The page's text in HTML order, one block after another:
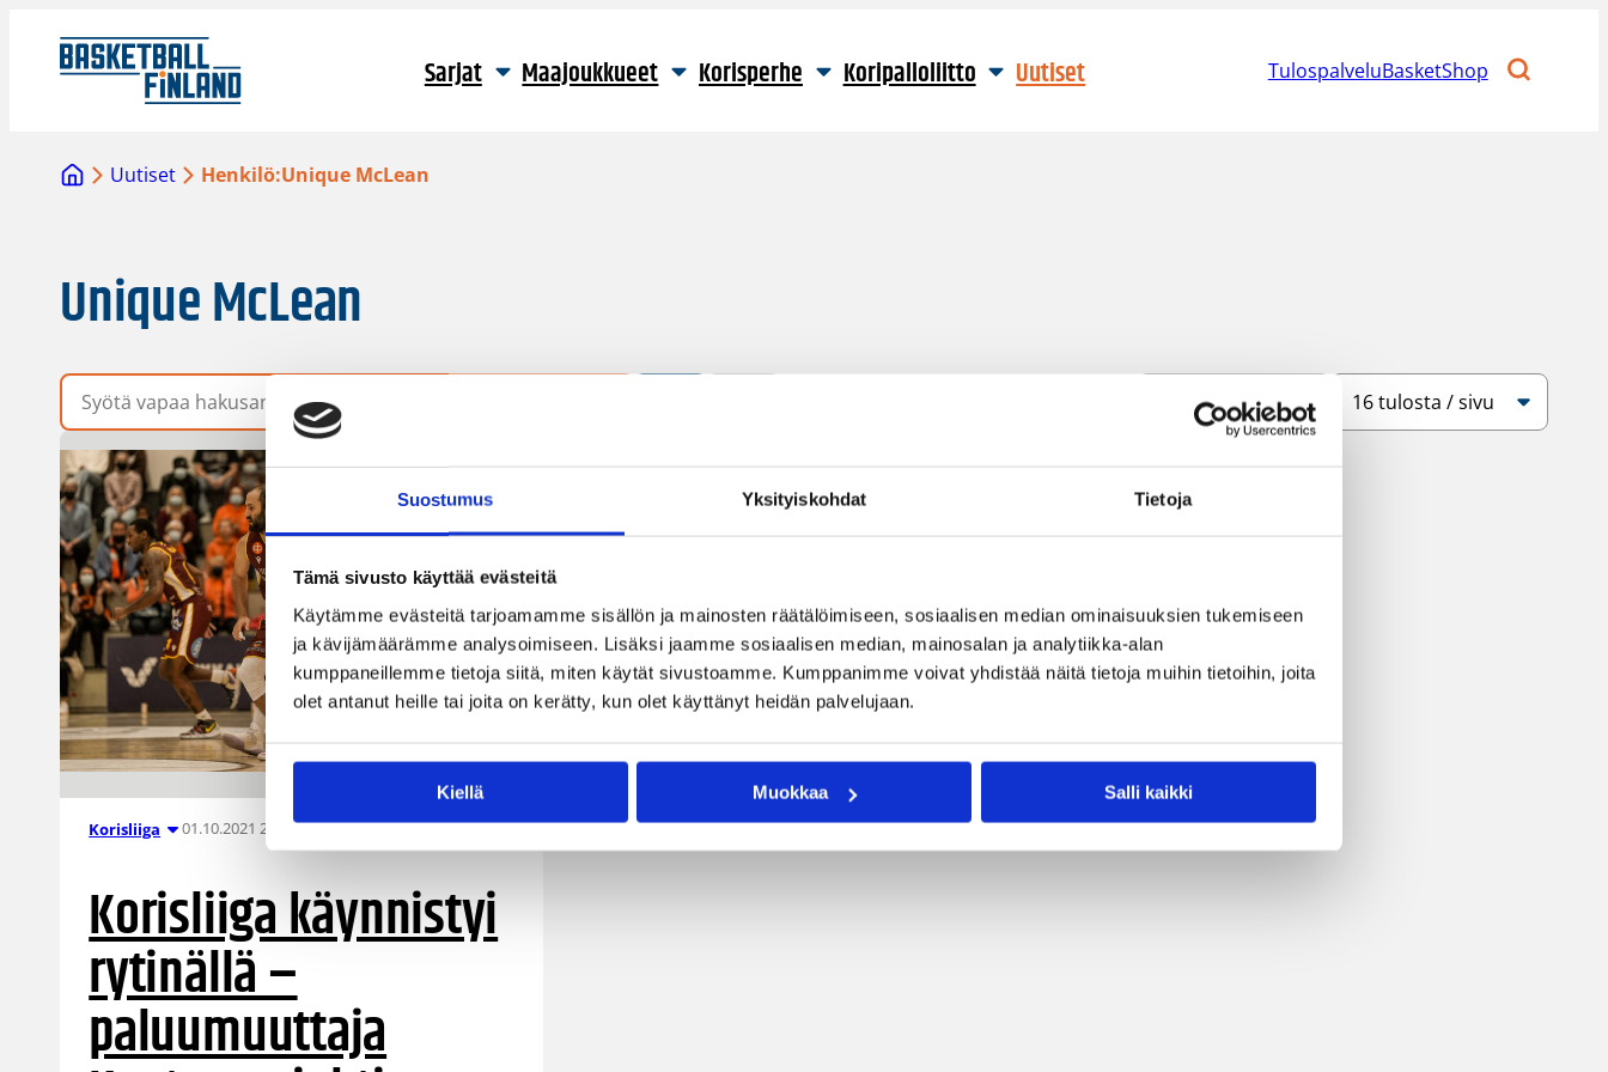
Suostumus Yksityiskohdat Tietoja
Tämä sivusto käyttää evästeitä
Käytämme evästeitä tarjoamamme sisällön ja mainosten räätälöimiseen, sosiaalisen median ominaisuuksien tukemiseen
ja kävijämäärämme analysoimiseen. Lisäksi jaamme sosiaalisen median, mainosalan ja analytiikka-alan
kumppaneillemme tietoja siitä, miten käytät sivustoamme. Kumppanimme voivat yhdistää näitä tietoja muihin tietoihin, joita
olet antanut heille tai joita on kerätty, kun olet käyttänyt heidän palvelujaan.
Kiellä Muokkaa Salli kaikki
Sarjat Maajoukkueet Korisperhe Koripalloliitto Uutiset TulospalveluBasketShop
Uutiset Henkilö:Unique McLean
Unique McLean
Vapaa hakusana
Korisliiga 01.10.2021 20:08
Korisliiga käynnistyi
rytinällä –
paluumuuttaja